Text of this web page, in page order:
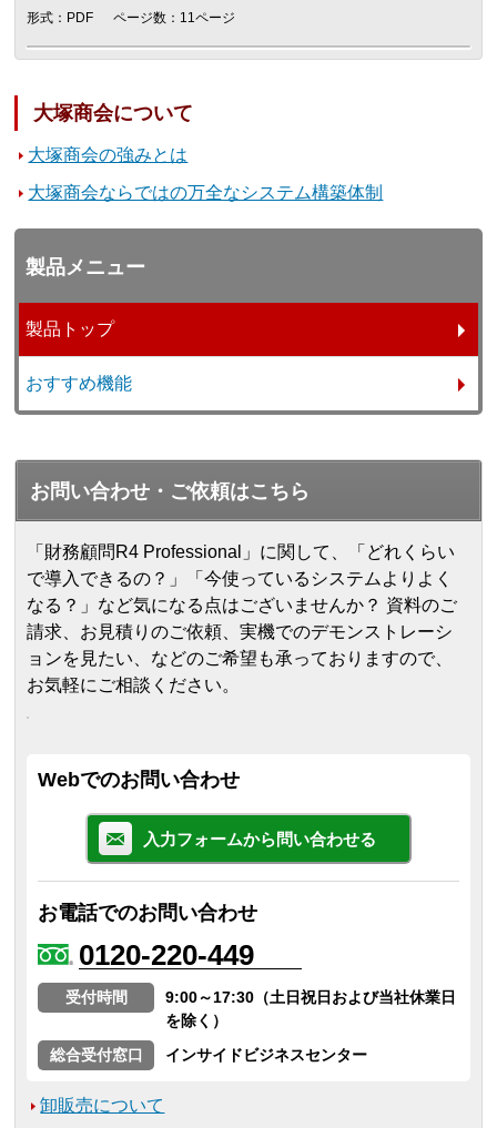
形式：PDF ページ数：11ページ
大塚商会について
大塚商会の強みとは
大塚商会ならではの万全なシステム構築体制
製品メニュー
製品トップ
おすすめ機能
お問い合わせ・ご依頼はこちら
「財務顧問R4 Professional」に関して、「どれくらい
で導入できるの？」「今使っているシステムよりよく
なる？」など気になる点はございませんか？ 資料のご
請求、お見積りのご依頼、実機でのデモンストレーシ
ョンを見たい、などのご希望も承っておりますので、
お気軽にご相談ください。
Webでのお問い合わせ
入力フォームから問い合わせる
お電話でのお問い合わせ
0120-220-449
受付時間
9:00～17:30（土日祝日および当社休業日
を除く）
総合受付窓口
インサイドビジネスセンター
卸販売について